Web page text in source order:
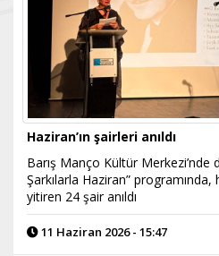
Haziran’ın şairleri anıldı
Barış Manço Kültür Merkezi’nde
Şarkılarla Haziran” programında,
yitiren 24 şair anıldı
11 Haziran 2026 - 15:47